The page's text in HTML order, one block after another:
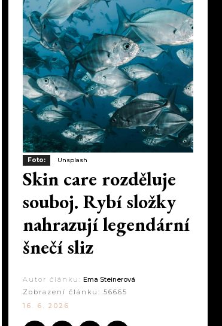
Foto: Unsplash
Skin care rozděluje
souboj. Rybí složky
nahrazují legendární
šnečí sliz
Autor článku: Ema Steinerová
Zobrazení článku: 56665
16. 6. 2026